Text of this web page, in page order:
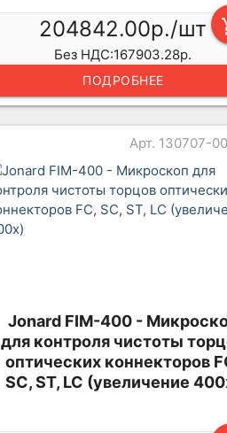
204842.00р./шт
Без НДС:167903.28р.
ПОДРОБНЕЕ
Арт. 130707-
Jonard FIM-400 -
для контроля чистоты
оптических коннекторов
SC, ST, LC (увеличение